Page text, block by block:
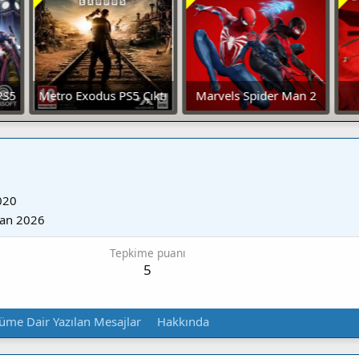
Marvels Spider Man 2
Deluxe Edition İndir
Assassins Creed
Shadows Indir
2026
Tepkime puanı
5
Dair Yazılan Mesajlar Hakkında